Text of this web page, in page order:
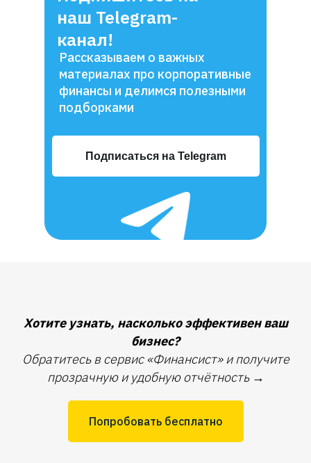
наш Telegram-
канал!
Подписаться на Telegram
Рассказываем о важных
материалах про корпоративные
финансы и делимся полезными
подборками
Хотите узнать, насколько эффективен ваш
бизнес?
Обратитесь в сервис «Финансист» и получите
прозрачную и удобную отчётность→
Попробовать бесплатно